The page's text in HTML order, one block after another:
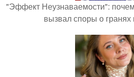
"Эффект Неузнаваемости":
вызвал споры о гранях